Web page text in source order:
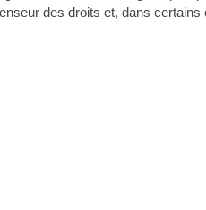
des droits et, dans